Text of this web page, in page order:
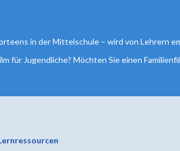
in der Mittelschule – wird von Lehrern
für Jugendliche? Möchten Sie einen